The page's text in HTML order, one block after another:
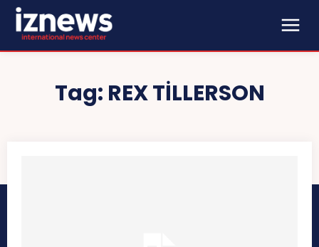
Tag: REX TILLERSON